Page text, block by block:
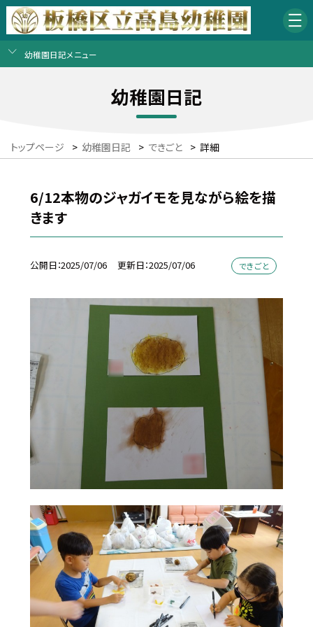
幼稚園日記メニュー
幼稚園日記
トップページ > 幼稚園日記 > できごと > 詳細
6/12本物のジャガイモを見ながら絵を描
きます
公開日 2025/07/06 更新日 2025/07/06 できごと